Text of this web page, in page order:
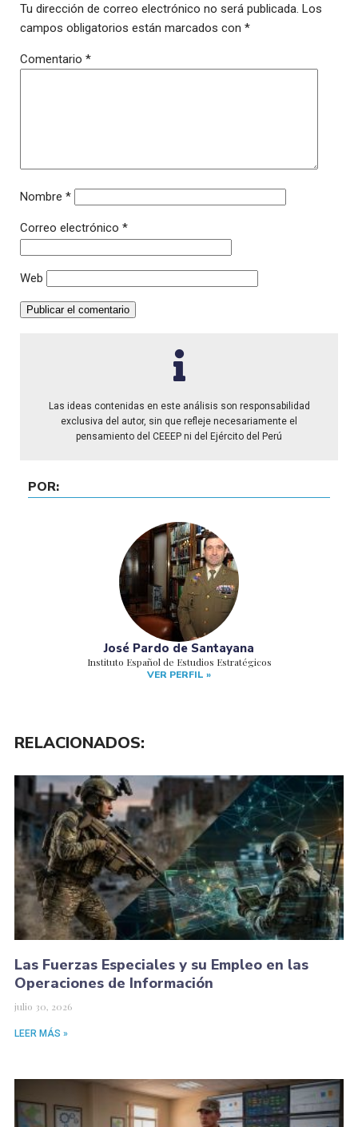
POR:
José Pardo de Santayana
Instituto Español de Estudios Estratégicos
VER PERFIL »
Tu dirección de correo electrónico no será publicada. Los
campos obligatorios están marcados con *
Comentario *
Nombre *
Correo electrónico *
Web
Las ideas contenidas en este análisis son responsabilidad
exclusiva del autor, sin que refleje necesariamente el
pensamiento del CEEEP ni del Ejército del Perú
RELACIONADOS:
Las Fuerzas Especiales y su Empleo en las
Operaciones de Información
julio 30, 2026
LEER MÁS »